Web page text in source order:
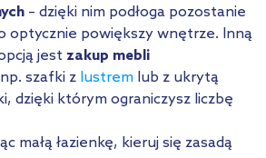
– dzięki nim podłoga pozostanie
optycznie powiększy wnętrze. Inną
jest zakup mebli
szafki z lustrem lub z ukrytą
dzięki którym ograniczysz liczbę
małą łazienkę, kieruj się zasadą